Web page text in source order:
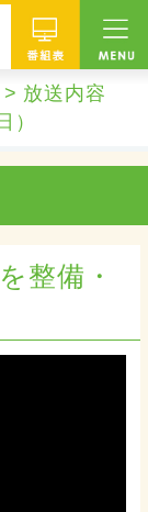
番組
facebook
放送内容
）
整備・